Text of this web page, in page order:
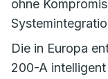
ohne
Die in Europa
200-A